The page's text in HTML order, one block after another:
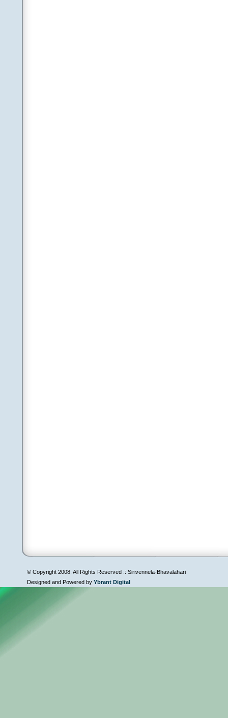
© Copyright 2008: All Rights Reserved :: Sirivennela-Bhavalahari
Designed and Powered by Ybrant Digital